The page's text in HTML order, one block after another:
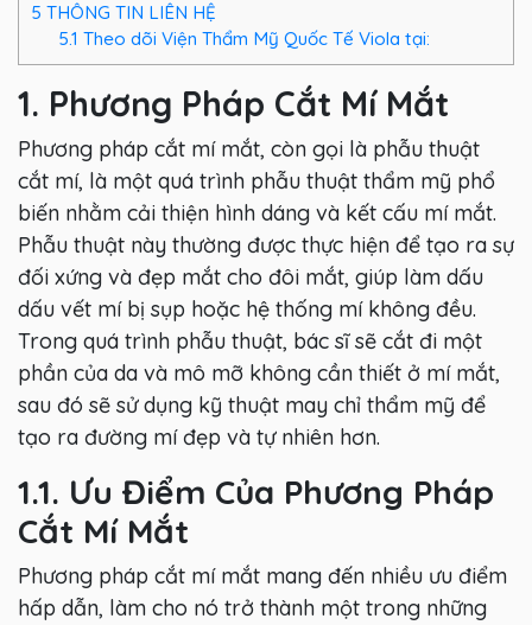
5 THÔNG TIN LIÊN HỆ
5.1 Theo dõi Viện Thẩm Mỹ Quốc Tế Viola tại:
1. Phương Pháp Cắt Mí Mắt
Phương pháp cắt mí mắt, còn gọi là phẫu thuật
cắt mí, là một quá trình phẫu thuật thẩm mỹ phổ
biến nhằm cải thiện hình dáng và kết cấu mí mắt.
Phẫu thuật này thường được thực hiện để tạo ra sự
đối xứng và đẹp mắt cho đôi mắt, giúp làm dấu
dấu vết mí bị sụp hoặc hệ thống mí không đều.
Trong quá trình phẫu thuật, bác sĩ sẽ cắt đi một
phần của da và mô mỡ không cần thiết ở mí mắt,
sau đó sẽ sử dụng kỹ thuật may chỉ thẩm mỹ để
tạo ra đường mí đẹp và tự nhiên hơn.
1.1. Ưu Điểm Của Phương Pháp
Cắt Mí Mắt
Phương pháp cắt mí mắt mang đến nhiều ưu điểm
hấp dẫn, làm cho nó trở thành một trong những